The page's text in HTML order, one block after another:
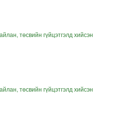
төсвийн гүйцэтгэлд хийсэн
төсвийн гүйцэтгэлд хийсэн